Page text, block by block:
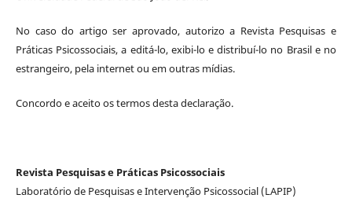
No caso do artigo ser aprovado, autorizo a Revista Pesquisas e
Práticas Psicossociais, a editá-lo, exibi-lo e distribuí-lo no Brasil e no
estrangeiro, pela internet ou em outras mídias.
Concordo e aceito os termos desta declaração.
Revista Pesquisas e Práticas Psicossociais
Laboratório de Pesquisas e Intervenção Psicossocial (LAPIP)